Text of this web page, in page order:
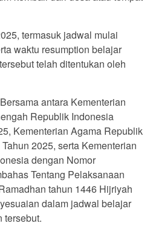
termasuk jadwal mulai
waktu resumption belajar
telah ditentukan oleh
antara Kementerian
Republik Indonesia
Kementerian Agama Republik
2025, serta Kementerian
dengan Nomor
Tentang Pelaksanaan
tahun 1446 Hijriyah
dalam jadwal belajar
tersebut.